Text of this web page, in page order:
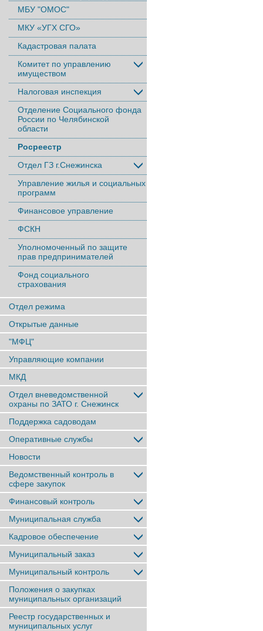
МБУ "ОМОС"
МКУ «УГХ СГО»
Кадастровая палата
Комитет по управлению
имуществом
Налоговая инспекция
Отделение Социального фонда
России по Челябинской
области
Росреестр
Отдел ГЗ г.Снежинска
Управление жилья и социальных
программ
Финансовое управление
ФСКН
Уполномоченный по защите
прав предпринимателей
Фонд социального
страхования
Отдел режима
Открытые данные
"МФЦ"
Управляющие компании
МКД
Отдел вневедомственной
охраны по ЗАТО г. Снежинск
Поддержка садоводам
Оперативные службы
Новости
Ведомственный контроль в
сфере закупок
Финансовый контроль
Муниципальная служба
Кадровое обеспечение
Муниципальный заказ
Муниципальный контроль
Положения о закупках
муниципальных организаций
Реестр государственных и
муниципальных услуг